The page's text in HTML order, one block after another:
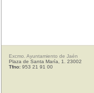
Excmo. Ayuntamiento de Jaén
Plaza de Santa María, 1. 23002
Tfno: 953 21 91 00